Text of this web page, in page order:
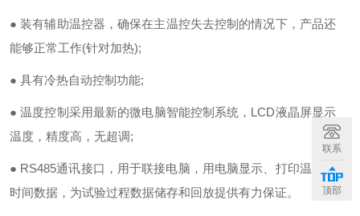
● 装有辅助温控器，确保在主温控失去控制的情况下，产品还
能够正常工作(针对加热);
● 具有冷热自动控制功能;
●温度控制采用最新的微电脑智能控制系统，LCD液晶屏显示
温度，精度高，无超调;
● RS485通讯接口，用于联接电脑，用电脑显示、打印温度和
时间数据，为试验过程数据储存和回放提供有力保证。
联系
顶部